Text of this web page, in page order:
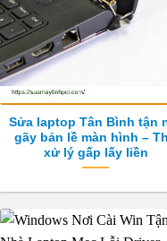
Sửa laptop Tân Bình tận
gãy bản lề màn hình –
xử lý gấp lấy liền